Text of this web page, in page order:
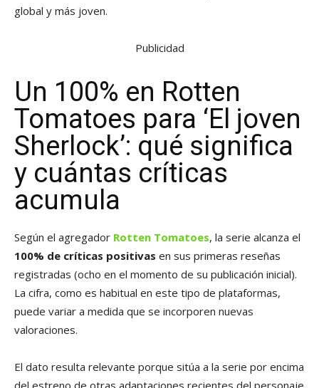
global y más joven.
Publicidad
Un 100% en Rotten
Tomatoes para ‘El joven
Sherlock’: qué significa
y cuántas críticas
acumula
Según el agregador Rotten Tomatoes, la serie alcanza el
100% de críticas positivas en sus primeras reseñas
registradas (ocho en el momento de su publicación inicial).
La cifra, como es habitual en este tipo de plataformas,
puede variar a medida que se incorporen nuevas
valoraciones.
El dato resulta relevante porque sitúa a la serie por encima
del estreno de otras adaptaciones recientes del personaje